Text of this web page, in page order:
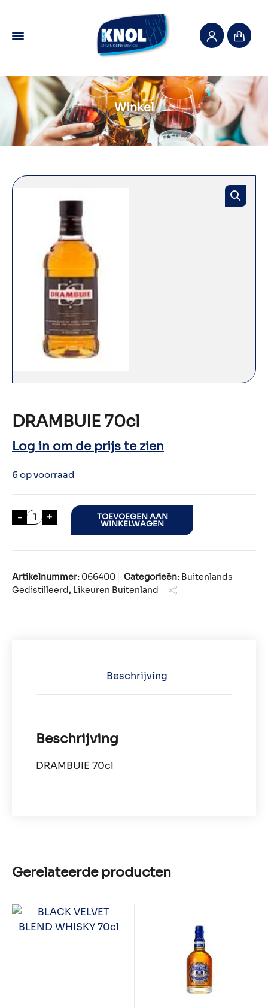
Winkel
DRAMBUIE 70cl
Log in om de prijs te zien
6 op voorraad
- DRAMBUIE 70cl aantal
+ TOEVOEGEN AAN
WINKELWAGEN
Artikelnummer: 066400 Categorieën: Buitenlands
Gedistilleerd, Likeuren Buitenland
Beschrijving
Beschrijving
DRAMBUIE 70cl
Gerelateerde producten